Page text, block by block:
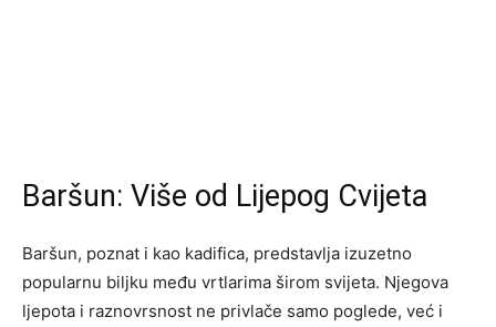
Baršun: Više od Lijepog Cvijeta
Baršun, poznat i kao kadifica, predstavlja izuzetno
popularnu biljku među vrtlarima širom svijeta. Njegova
ljepota i raznovrsnost ne privlače samo poglede, već i